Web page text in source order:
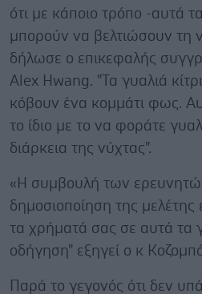
ότι με κάποιο τρόπο -αυτά
μπορούν να βελτιώσουν τη
δήλωσε ο επικεφαλής
Alex Hwang. "Τα γυαλιά
κόβουν ένα κομμάτι φως.
το ίδιο με το να φοράτε
διάρκεια της νύχτας".
«Η συμβουλή των
δημοσιοποίηση της μελέτης
τα χρήματά σας σε αυτά τα
οδήγηση" εξηγεί ο κ
Παρά το γεγονός ότι δεν